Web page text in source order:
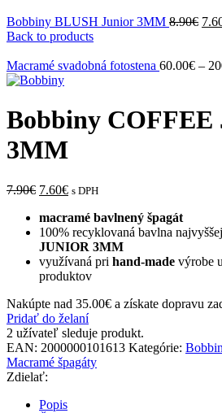
Bobbiny BLUSH Junior 3MM 8.90€
Back to products
Macramé svadobná fotostena 60.00€ –
Bobbiny COFFEE
3MM
7.90€ 7.60€ s DPH
macramé bavlnený špagát
100% recyklovaná bavlna
JUNIOR 3MM
využívaná pri hand-made výrobe
produktov
Nakúpte nad 35.00€ a získate dopravu
Pridať do želaní
2 užívateľ sleduje produkt.
EAN: 2000000101613 Kategórie:
Macramé špagáty
Zdielať:
Popis